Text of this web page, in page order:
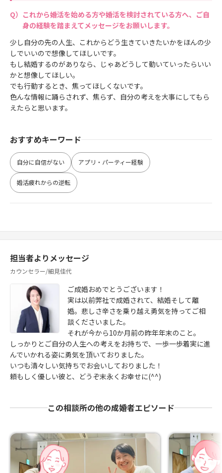
これから婚活を始める方や婚活を検討されている方へ、ご自
身の経験を踏まえてメッセージをお願いします。
少し自分の先の人生、これからどう生きていきたいかをほんの少
しでいいので想像してほしいです。
もし結婚するのがありなら、じゃあどうして動いていったらいい
かと想像してほしい。
でも行動するとき、焦ってほしくないです。
色んな情報に踊らされず、焦らず、自分の考えを大事にしてもら
えたらと思います。
おすすめキーワード
自分に自信がない アプリ・パーティー経験
婚活疲れからの逆転
担当者よりメッセージ
カウンセラー/細見佳代
ご成婚おめでとうございます！
実は以前弊社で成婚されて、結婚そして離
婚。悲しさ辛さを乗り越え勇気を持ってご相
談くださいました。
それが今から10か月前の昨年年末のこと。
しっかりとご自分の人生への考えをお持ちで、一歩一歩着実に進
んでいかれる姿に勇気を頂いておりました。
いつも清々しい気持ちでお会いしておりました！
頼もしく優しい彼と、どうぞ末永くお幸せに(^^)
この相談所の他の成婚者エピソード